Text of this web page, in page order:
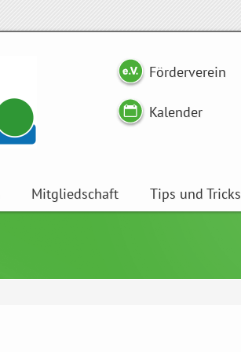
Förderverein
Kalender
Mitgliedschaft Tips und Tricks